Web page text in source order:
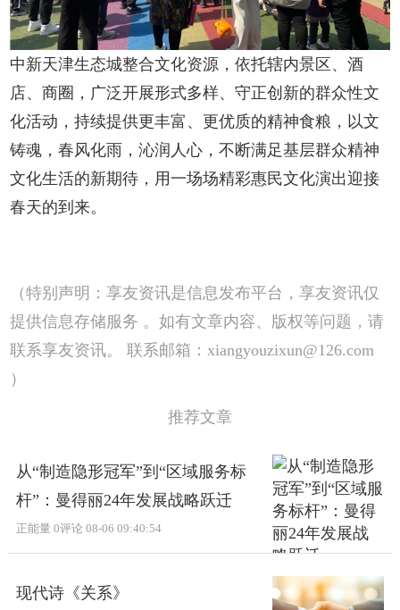
中新天津生态城整合文化资源，依托辖内景区、酒
店、商圈，广泛开展形式多样、守正创新的群众性文
化活动，持续提供更丰富、更优质的精神食粮，以文
铸魂，春风化雨，沁润人心，不断满足基层群众精神
文化生活的新期待，用一场场精彩惠民文化演出迎接
春天的到来。
（特别声明：享友资讯是信息发布平台，享友资讯仅
提供信息存储服务 。如有文章内容、版权等问题，请
联系享友资讯。 联系邮箱：xiangyouzixun@126.com
）
推荐文章
从“制造隐形冠军”到“区域服务标
杆”：曼得丽24年发展战略跃迁
正能量 0评论 08-06 09:40:54
现代诗《关系》